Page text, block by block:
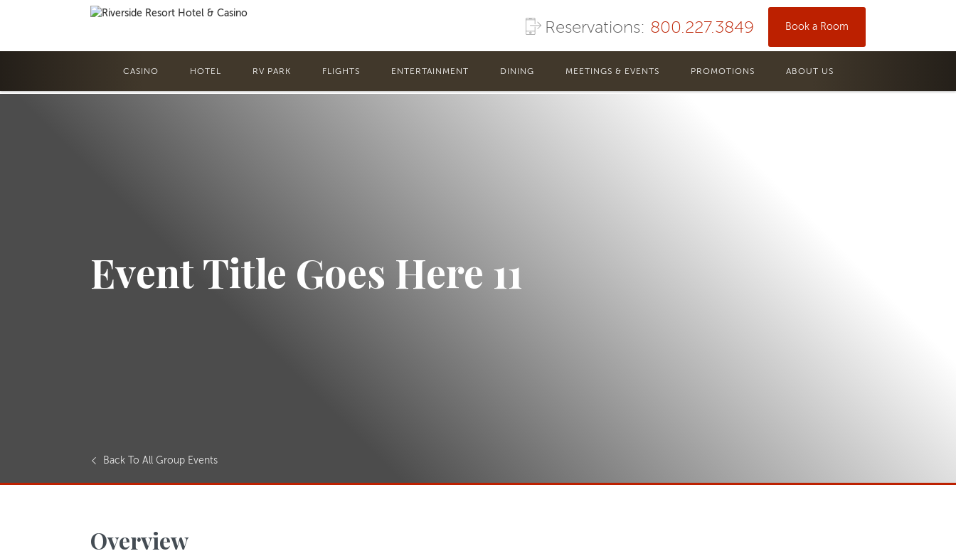
Book a Room
Reservations: 800.227.3849
CASINO HOTEL RV PARK FLIGHTS ENTERTAINMENT DINING MEETINGS & EVENTS PROMOTIONS ABOUT US
Event Title Goes Here 11
Back To All Group Events
Overview